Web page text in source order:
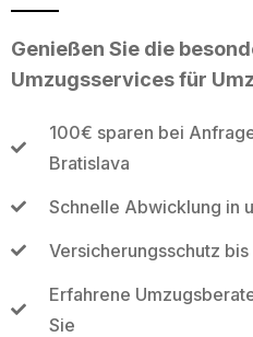
Genießen Sie die
Umzugsservices für
100€ sparen bei
Bratislava
Schnelle Abwicklung in
Versicherungsschutz
Erfahrene
Sie